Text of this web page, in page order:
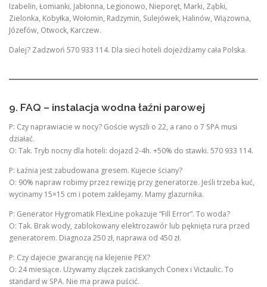
Izabelin, Łomianki, Jabłonna, Legionowo, Nieporęt, Marki, Ząbki,
Zielonka, Kobyłka, Wołomin, Radzymin, Sulejówek, Halinów, Wiązowna,
Józefów, Otwock, Karczew.
Dalej? Zadzwoń 570 933 114. Dla sieci hoteli dojeżdżamy cała Polska.
9. FAQ – instalacja wodna łaźni parowej
P: Czy naprawiacie w nocy? Goście wyszli o 22, a rano o 7 SPA musi
działać.
O: Tak. Tryb nocny dla hoteli: dojazd 2-4h. +50% do stawki. 570 933 114.
P: Łaźnia jest zabudowana gresem. Kujecie ściany?
O: 90% napraw robimy przez rewizję przy generatorze. Jeśli trzeba kuć,
wycinamy 15×15 cm i potem zaklejamy. Mamy glazurnika.
P: Generator Hygromatik FlexLine pokazuje “Fill Error”. To woda?
O: Tak. Brak wody, zablokowany elektrozawór lub pęknięta rura przed
generatorem. Diagnoza 250 zł, naprawa od 450 zł.
P: Czy dajecie gwarancję na klejenie PEX?
O: 24 miesiące. Używamy złączek zaciskanych Conex i Victaulic. To
standard w SPA. Nie ma prawa puścić.